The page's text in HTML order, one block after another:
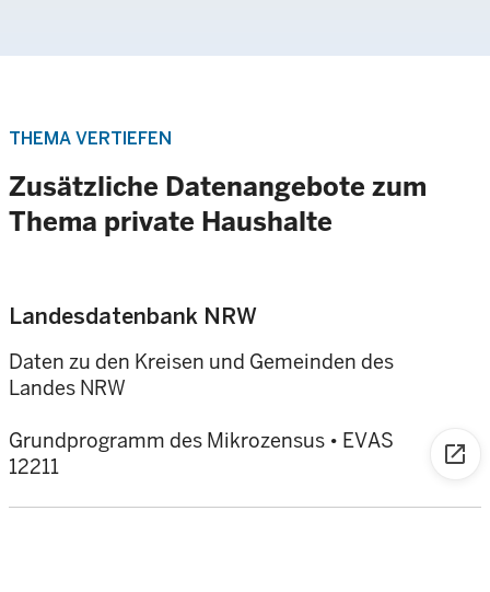
THEMA VERTIEFEN
Zusätzliche Datenangebote zum
Thema private Haushalte
Landesdatenbank NRW
Daten zu den Kreisen und Gemeinden des
Landes NRW
Grundprogramm des Mikrozensus • EVAS
12211
open_in_new